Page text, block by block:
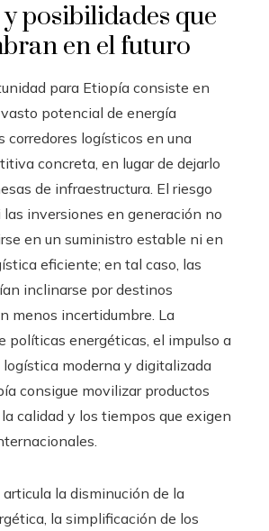
posibilidades que
en el futuro
para Etiopía consiste en
potencial de energía
corredores logísticos en una
concreta, en lugar de dejarlo
de infraestructura. El riesgo
las inversiones en generación no
en un suministro estable ni en
eficiente; en tal caso, las
inclinarse por destinos
menos incertidumbre. La
políticas energéticas, el impulso a
logística moderna y digitalizada
consigue movilizar productos
calidad y los tiempos que exigen
la disminución de la
la simplificación de los